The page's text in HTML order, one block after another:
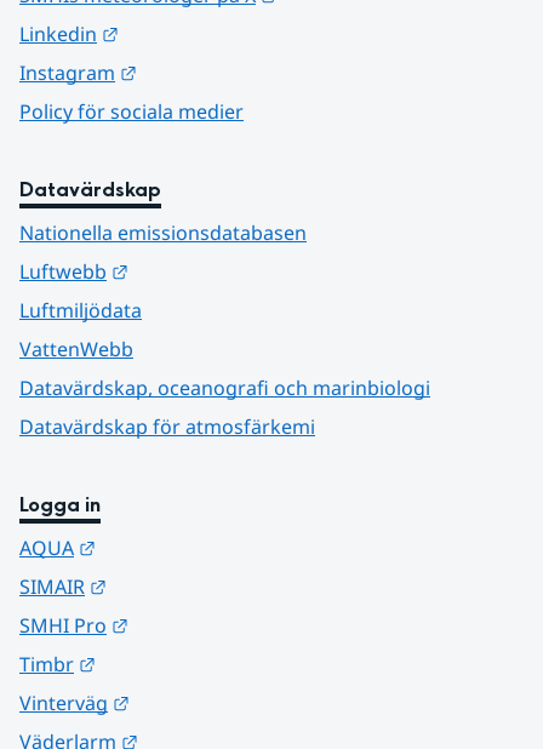
Linkedin
Instagram
Policy för sociala medier
Datavärdskap
Nationella emissionsdatabasen
Luftwebb
Luftmiljödata
VattenWebb
Datavärdskap, oceanografi och marinbiologi
Datavärdskap för atmosfärkemi
Logga in
AQUA
SIMAIR
SMHI Pro
Timbr
Vinterväg
Väderlarm